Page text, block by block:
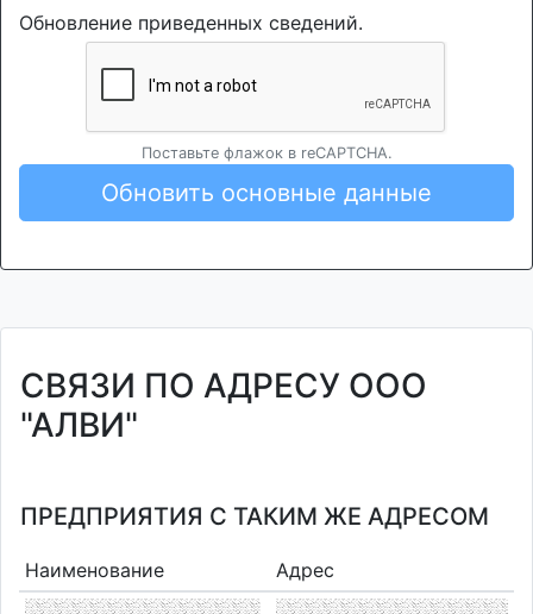
Обновление приведенных сведений.
Поставьте флажок в reCAPTCHA.
Обновить основные данные
СВЯЗИ ПО АДРЕСУ ООО
"АЛВИ"
ПРЕДПРИЯТИЯ С ТАКИМ ЖЕ АДРЕСОМ
Наименование Адрес